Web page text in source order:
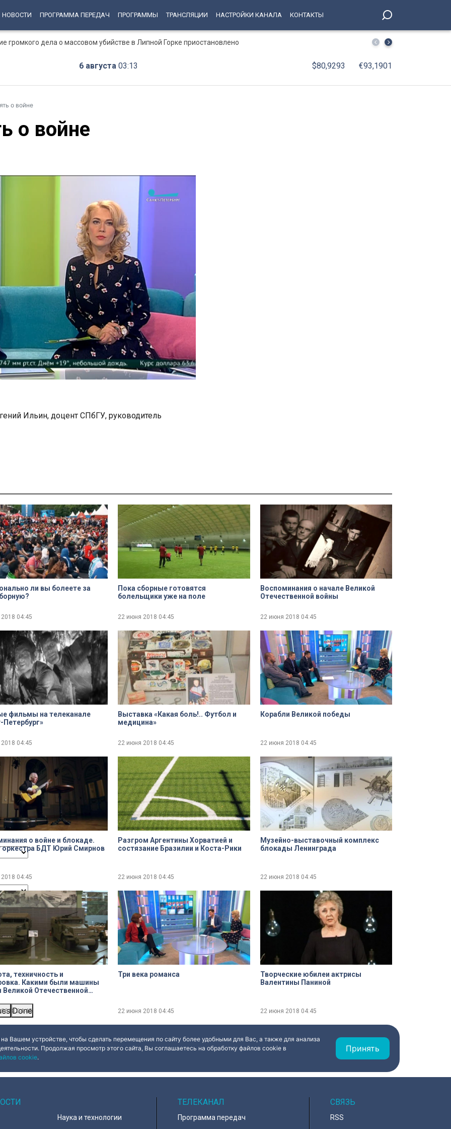
НОВОСТИ ПРОГРАММА ПЕРЕДАЧ ПРОГРАММЫ ТРАНСЛЯЦИИ НАСТРОЙКИ КАНАЛА КОНТАКТЫ
громкого дела о массовом убийстве в Липной Горке приостановлено В Петербурге принят Единый стандарт обслуживания
6 августа 03:13 $80,9293 €93,1901
о войне
о войне
and close the window.
Done
Ильин, доцент СПбГУ, руководитель
ли вы болеете за
04:45
Пока сборные готовятся
болельщики уже на поле
22 июня 2018 04:45
Воспоминания о начале Великой
Отечественной войны
22 июня 2018 04:45
фильмы на телеканале
Петербург»
04:45
Выставка «Какая боль!.. Футбол и
медицина»
22 июня 2018 04:45
Корабли Великой победы
22 июня 2018 04:45
о войне и блокаде.
оркестра БДТ Юрий Смирнов
04:45
Разгром Аргентины Хорватией и
состязание Бразилии и Коста-Рики
22 июня 2018 04:45
Музейно-выставочный комплекс
блокады Ленинграда
22 июня 2018 04:45
техничность и
Какими были машины
201804:45
Три века романса
22 июня 2018 04:45
Творческие юбилеи актрисы
Валентины Паниной
22 июня 2018 04:45
Вашем устройстве, чтобы сделать перемещения по сайту более удобными для Вас, а также для анализа
Продолжая просмотр этого сайта, Вы соглашаетесь на обработку файлов cookie в
cookie.
Принять
Наука и технологии
ТЕЛЕКАНАЛ
Программа передач
СВЯЗЬ
RSS